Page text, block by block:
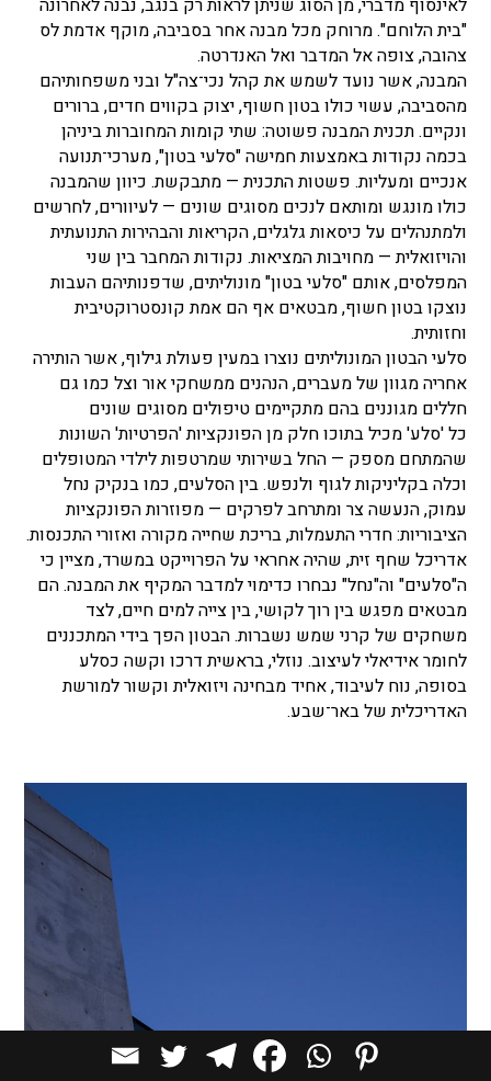
לאינסוף מדברי, מן הסוג שניתן לראות רק בנגב, נבנה לאחרונה
"בית הלוחם". מרוחק מכל מבנה אחר בסביבה, מוקף אדמת לס
צהובה, צופה אל המדבר ואל האנדרטה.
המבנה, אשר נועד לשמש את קהל נכי־צה"ל ובני משפחותיהם
מהסביבה, עשוי כולו בטון חשוף, יצוק בקווים חדים, ברורים
ונקיים. תכנית המבנה פשוטה: שתי קומות המחוברות ביניהן
בכמה נקודות באמצעות חמישה "סלעי בטון", מערכי־תנועה
אנכיים ומעליות. פשטות התכנית — מתבקשת. כיוון שהמבנה
כולו מונגש ומותאם לנכים מסוגים שונים — לעיוורים, לחרשים
ולמתנהלים על כיסאות גלגלים, הקריאות והבהירות התנועתית
והויזואלית — מחויבות המציאות. נקודות המחבר בין שני
המפלסים, אותם "סלעי בטון" מונוליתים, שדפנותיהם העבות
נוצקו בטון חשוף, מבטאים אף הם אמת קונסטרוקטיבית
וחזותית.
סלעי הבטון המונוליתים נוצרו במעין פעולת גילוף, אשר הותירה
אחריה מגוון של מעברים, הנהנים ממשחקי אור וצל כמו גם
חללים מגוננים בהם מתקיימים טיפולים מסוגים שונים
כל 'סלע' מכיל בתוכו חלק מן הפונקציות 'הפרטיות' השונות
שהמתחם מספק — החל בשירותי שמרטפות לילדי המטופלים
וכלה בקליניקות לגוף ולנפש. בין הסלעים, כמו בנקיק נחל
עמוק, הנעשה צר ומתרחב לפרקים — מפוזרות הפונקציות
הציבוריות: חדרי התעמלות, בריכת שחייה מקורה ואזורי התכנסות.
אדריכל שחף זית, שהיה אחראי על הפרוייקט במשרד, מציין כי
ה"סלעים" וה"נחל" נבחרו כדימוי למדבר המקיף את המבנה. הם
מבטאים מפגש בין רוך לקושי, בין צייה למים חיים, לצד
משחקים של קרני שמש נשברות. הבטון הפך בידי המתכננים
לחומר אידיאלי לעיצוב. נוזלי, בראשית דרכו וקשה כסלע
בסופה, נוח לעיבוד, אחיד מבחינה ויזואלית וקשור למורשת
האדריכלית של באר־שבע.